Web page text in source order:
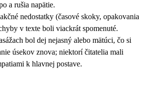
a rušia napätie.
nedostatky (časové skoky, opakovania
v texte boli viackrát spomenuté.
bol dej nejasný alebo mätúci, čo si
úsekov znova; niektorí čitatelia mali
k hlavnej postave.